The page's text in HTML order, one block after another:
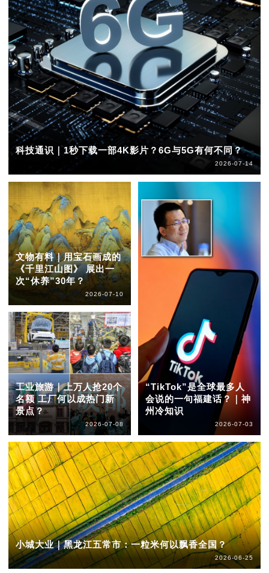
科技通识｜1秒下载一部4K影片？6G与5G有何不同？
2026-07-14
文物有料｜用宝石画成的
《千里江山图》 展出一
次“休养”30年？
2026-07-10
工业旅游｜上万人抢20个
名额 工厂何以成热门新
景点？
2026-07-08
“TikTok”是全球最多人
会说的一句福建话？｜神
州冷知识
2026-07-03
小城大业｜黑龙江五常市：一粒米何以飘香全国？
2026-06-25